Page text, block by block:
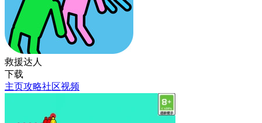
救援达人
下载
主页攻略社区视频